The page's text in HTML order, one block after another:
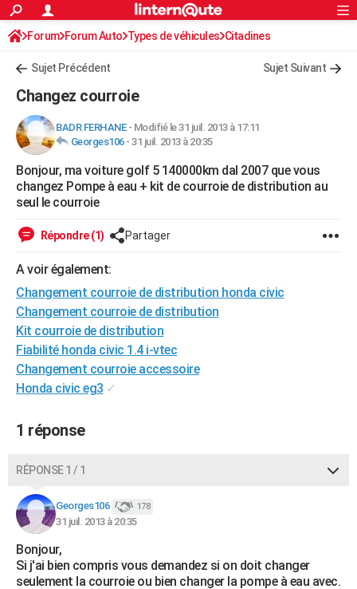
ACTUALITÉS
Politique
Société
Faits Divers
Education
Monde
Villes
+
FINANCE
Retraite
Impôts
Epargne
Immobilier
Risques naturels par ville
Banque
Assurance
Crédit
AUTO
Essais
Réserver un essai
Citadines
Berlines
SUV
Forum auto
+HIGH-TECH
Mobiles
Meilleur smartphone
Internet
Ordinateurs
Jeux vidéo
Guide high-tech
+
Forum
Aménagement intérieur
Extérieur
Cuisine
Salle de bains
Jardinage
Rangement
WEEK-END
Guides de France
Escapades
Patrimoine
Expositions
Musées
Week-end nature
+LIFESTYLE
Art de vivre
Bien-être
Loisirs
Mode
Modes de vie
SANTE
Alimentation
Guide de la santé
Maladies
Médicaments
Sommeil
VOYAGE
Destinations
City break
Voyage nature
Voyage de noces
Forum
Climat
+PHOTO
BONS PLANS
CARTE DE VOEUX
Carte de Noël
Carte Bonne année
Carte Saint-Valentin
Carte Pâques
Carte d'anniversaire
DICTIONNAIRE
Dictionnaire
Biographies
Citations
Expressions
Proverbes
COPAINS D'AVANT
S'inscrire
Connexion
Forum Forum Auto Types de véhicules Citadines
Sujet Précédent Sujet Suivant
Changez courroie
BADR FERHANE- Modifié le 31 juil. 2013 à 17:11
Georges106- 31 juil. 2013 à 20:35
Bonjour, ma voiture golf 5 140000km dal 2007 que vous
changez Pompe à eau + kit de courroie de distribution au
seul le courroie
Répondre (1) Partager
A voir également:
Changement courroie de distribution honda civic
Changement courroie de distribution
Kit courroie de distribution
Fiabilité honda civic 1.4 i-vtec
Changement courroie accessoire
Honda civic eg3 ✓
1 réponse
RÉPONSE 1 / 1
Georges106 178
31 juil. 2013 à 20:35
Bonjour,
Si j'ai bien compris vous demandez si on doit changer
seulement la courroie ou bien changer la pompe à eau avec.